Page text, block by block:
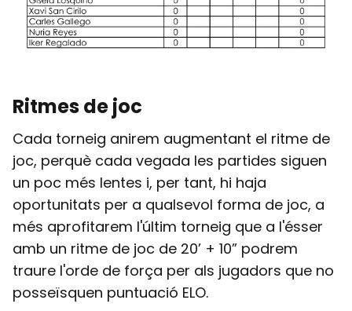
Ritmes de joc
Cada torneig anirem augmentant el ritme de
joc, perquè cada vegada les partides siguen
un poc més lentes i, per tant, hi haja
oportunitats per a qualsevol forma de joc, a
més aprofitarem l'últim torneig que a l'ésser
amb un ritme de joc de 20’ + 10” podrem
traure l'orde de força per als jugadors que no
posseïsquen puntuació ELO.